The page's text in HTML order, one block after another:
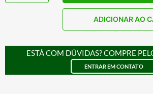
ADICIONAR AO
ESTÁ COM DÚVIDAS? COMPRE
ENTRAR EM CONTATO